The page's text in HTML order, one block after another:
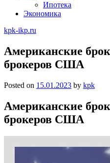
Ипотека
Экономика
kpk-ikp.ru
Американские
брокеров США
Posted on 15.01.2023 by kpk
Американские
брокеров США